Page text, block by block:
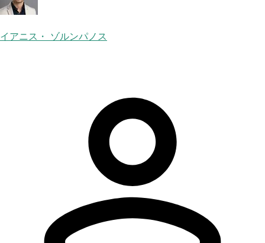
イアニス・ ゾルンパノス